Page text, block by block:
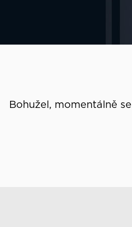
Bohužel, momentálně